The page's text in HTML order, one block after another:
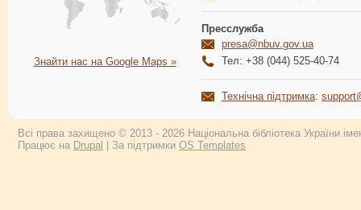
Знайти нас на Google Maps »
Пресслужба
presa@nbuv.gov.ua
Тел: +38 (044) 525-40-74
Технічна підтримка:
Всі права захищено © 2013 - 2026 Національна бібліотека України
Працює на Drupal | За підтримки OS Templates